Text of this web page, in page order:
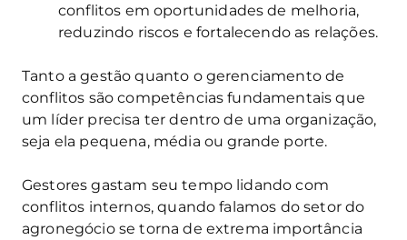
conflitos em oportunidades de melhoria,
reduzindo riscos e fortalecendo as relações.
Tanto a gestão quanto o gerenciamento de
conflitos são competências fundamentais que
um líder precisa ter dentro de uma organização,
seja ela pequena, média ou grande porte.
Gestores gastam seu tempo lidando com
conflitos internos, quando falamos do setor do
agronegócio se torna de extrema importância